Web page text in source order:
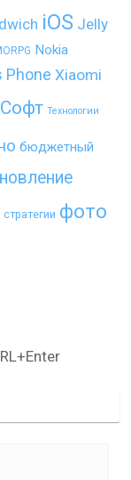
iOS Jelly
Nokia
Phone Xiaomi
Софт Технологии
бюджетный
стратегии фото